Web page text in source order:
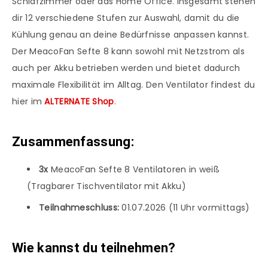
dir 12 verschiedene Stufen zur Auswahl, damit du die
Kühlung genau an deine Bedürfnisse anpassen kannst.
Der MeacoFan Sefte 8 kann sowohl mit Netzstrom als
auch per Akku betrieben werden und bietet dadurch
maximale Flexibilität im Alltag. Den Ventilator findest du
hier imALTERNATE Shop.
Zusammenfassung:
3x MeacoFan Sefte 8 Ventilatoren in weiß
(Tragbarer Tischventilator mit Akku)
Teilnahmeschluss: 01.07.2026 (11 Uhr vormittags)
Wie kannst du teilnehmen?